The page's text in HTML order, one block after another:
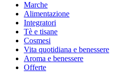
Marche
Alimentazione
Integratori
Tè e tisane
Cosmesi
Vita quotidiana e benessere
Aroma e benessere
Offerte